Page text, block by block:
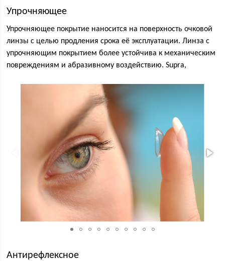
Упрочняющее
Упрочняющее покрытие наносится на поверхность очковой
линзы с целью продления срока её эксплуатации. Линза с
упрочняющим покрытием более устойчива к механическим
повреждениям и абразивному воздействию. Supra,
Антирефлексное